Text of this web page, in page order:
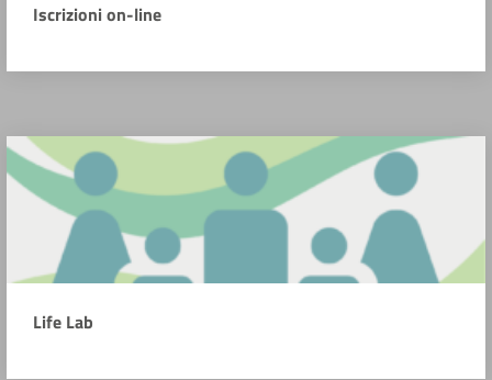
Iscrizioni on-line
Life Lab